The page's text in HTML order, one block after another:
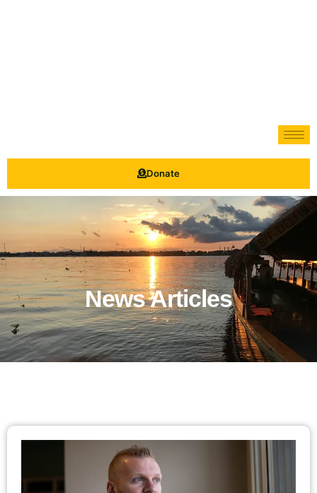
Donate
News Articles